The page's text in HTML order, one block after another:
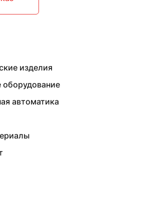
изделия
оборудование
автоматика